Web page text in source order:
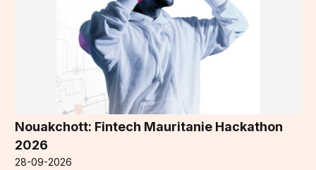
Nouakchott: Fintech Mauritanie Hackathon
2026
28-09-2026